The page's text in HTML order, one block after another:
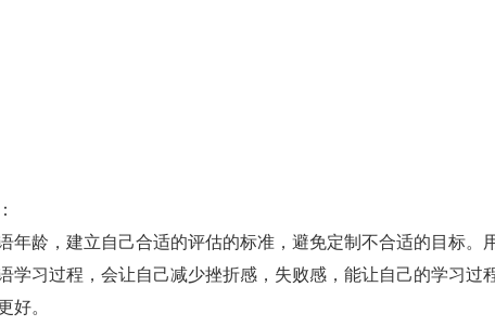
年龄，建立自己合适的评估的标准，避免定制不合适的目标。
学习过程，会让自己减少挫折感，失败感，能让自己的学习过
好。